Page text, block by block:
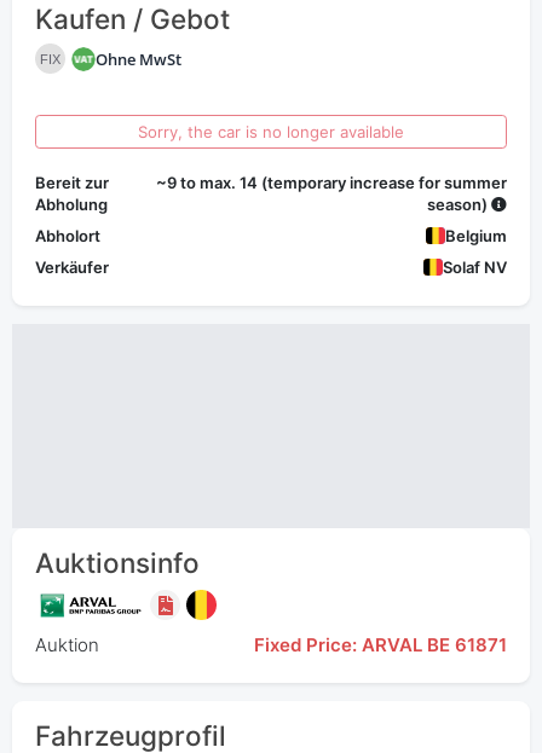
Kaufen / Gebot
FIX Ohne MwSt
Sorry, the car is no longer available
Bereit zur
Abholung
~9 to max. 14 (temporary increase for summer
season)
Abholort
Belgium
Verkäufer
Solaf NV
Auktionsinfo
Auktion Fixed Price: ARVAL BE 61871
Fahrzeugprofil